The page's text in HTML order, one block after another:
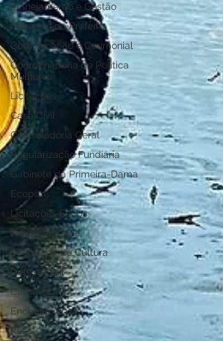
Planejamento e Gestão
Gabinete do Prefeito
Comunicação e Cerimonial
Coordenadoria de Politica
Mulheres
Licitações
Casa Civil
Controladoria Geral
Regularização Fundiária
Gabinete da Primeira-Dama
Ecops
Licitações Ecops
Nova categoria
Secretaria de Cultura
Defesa Civil
Carnaval
Enchente 2024
Refis